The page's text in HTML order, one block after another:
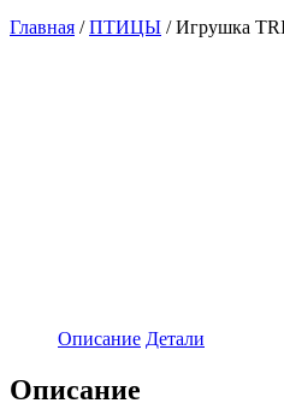
Главная /ПТИЦЫ / Игрушка
Описание Детали
Описание